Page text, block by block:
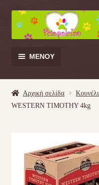
Απευθείας
μετάβαση
στην
πλοήγηση
Μετάβαση
σε
περιεχόμενο
ΜΕΝΟΎ
Κουνέλι
Αρχική σελίδα Κουνέλι
WESTERN TIMOTHY 4kg